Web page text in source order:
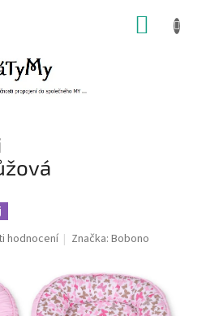
hodnocení Značka:Bobono